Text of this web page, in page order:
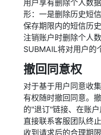
用户享有删除个人数
形：一是删除历史短
保存期限内的短信历
注销账户时删除个人
SUBMAIL将对用户的
撤回同意权
对于基于用户同意收
有权随时撤回同意。
的"退订"链接、在账
直接联系客服团队终
收到请求后的合理期